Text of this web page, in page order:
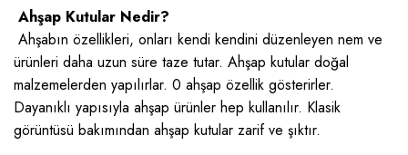
Ahşap Kutular Nedir?
Ahşabın özellikleri, onları kendi kendini düzenleyen nem ve
ürünleri daha uzun süre taze tutar. Ahşap kutular doğal
malzemelerden yapılırlar. 0 ahşap özellik gösterirler.
Dayanıklı yapısıyla ahşap ürünler hep kullanılır. Klasik
görüntüsü bakımından ahşap kutular zarif ve şıktır.